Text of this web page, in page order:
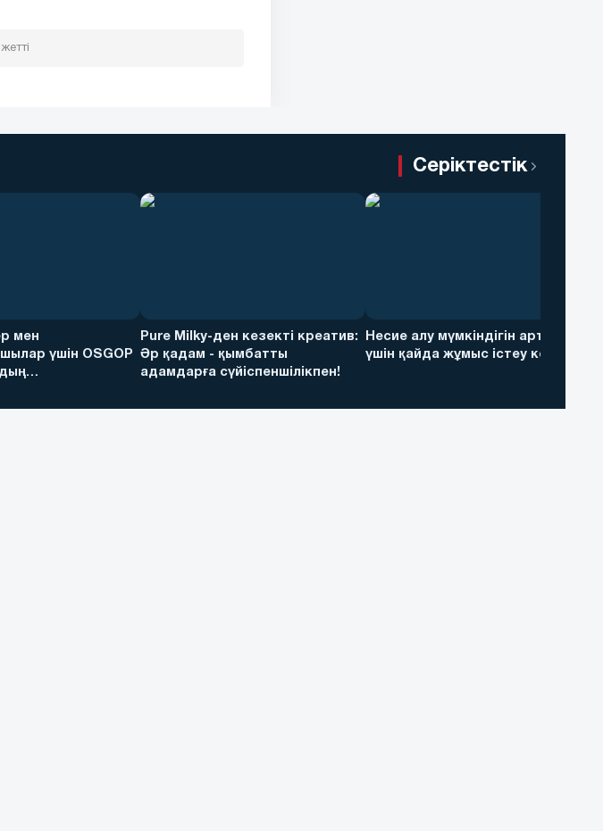
Серіктестік
мен
үшін OSGOP
Pure Milky-ден кезекті креатив:
Әр қадам - қымбатты
адамдарға сүйіспеншілікпен!
Несие алу мүмкіндігін арттыру
үшін қайда жұмыс істеу керек